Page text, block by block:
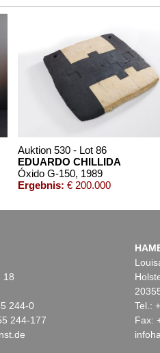
Auktion 530 - Lot 86
EDUARDO CHILLIDA
Óxido G-150, 1989
Ergebnis: € 200.000
Auktion 451 - Lot
18
244-0
244-177
Tel.:
Fax: